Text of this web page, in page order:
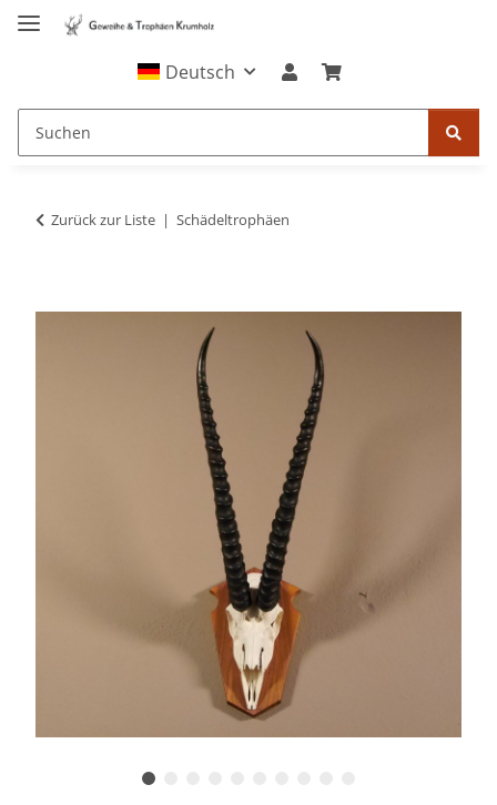
Deutsch
Zurück zur Liste Schädeltrophäen